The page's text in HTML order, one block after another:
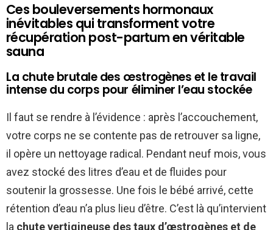
Ces bouleversements hormonaux
inévitables qui transforment votre
récupération post-partum en véritable
sauna
La chute brutale des œstrogènes et le travail
intense du corps pour éliminer l’eau stockée
Il faut se rendre à l’évidence : après l’accouchement,
votre corps ne se contente pas de retrouver sa ligne,
il opère un nettoyage radical. Pendant neuf mois, vous
avez stocké des litres d’eau et de fluides pour
soutenir la grossesse. Une fois le bébé arrivé, cette
rétention d’eau n’a plus lieu d’être. C’est là qu’intervient
la chute vertigineuse des taux d’œstrogènes et de